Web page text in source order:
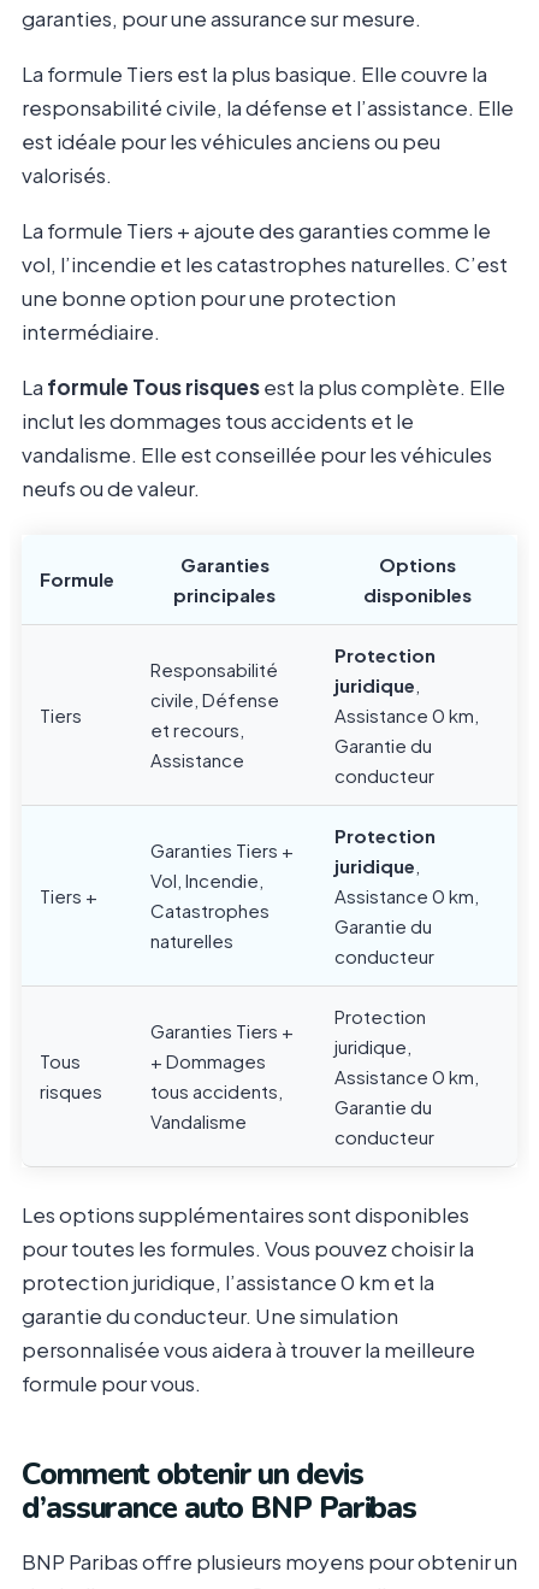
garanties, pour une assurance sur mesure.
La formule Tiers est la plus basique. Elle couvre la
responsabilité civile, la défense et l’assistance. Elle
est idéale pour les véhicules anciens ou peu
valorisés.
La formule Tiers + ajoute des garanties comme le
vol, l’incendie et les catastrophes naturelles. C’est
une bonne option pour une protection
intermédiaire.
La formule Tous risquesest la plus complète. Elle
inclut les dommages tous accidents et le
vandalisme. Elle est conseillée pour les véhicules
neufs ou de valeur.
Formule
Garanties
principales
Options
disponibles
Tiers
Responsabilité
civile, Défense
et recours,
Assistance
Protection
juridique
Assistance 0 km,
Garantie du
conducteur
Tiers +
Garanties Tiers +
Vol, Incendie,
Catastrophes
naturelles
Protection
juridique
Assistance 0 km,
Garantie du
conducteur
Tous
risques
Garanties Tiers +
+ Dommages
tous accidents,
Vandalisme
Protection
juridique,
Assistance 0 km,
Garantie du
conducteur
Les options supplémentaires sont disponibles
pour toutes les formules. Vous pouvez choisir la
protection juridique, l’assistance 0 km et la
garantie du conducteur. Une simulation
personnalisée vous aidera à trouver la meilleure
formule pour vous.
Comment obtenir un devis
d’assurance auto BNP Paribas
BNP Paribas offre plusieurs moyens pour obtenir un